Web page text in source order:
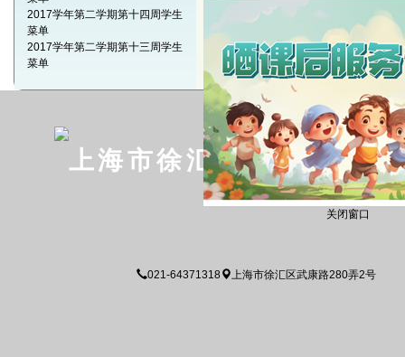
2017学年第二学期第十四周学生
菜单
2017学年第二学期第十三周学生
菜单
上海市徐汇区世界小学
021-64371318 上海市徐汇区武康路280弄2号
关闭窗口